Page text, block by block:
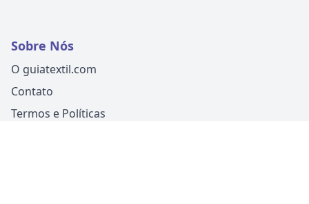
Sobre Nós
O guiatextil.com
Contato
Termos e Políticas